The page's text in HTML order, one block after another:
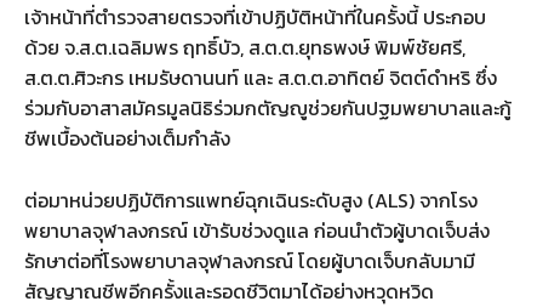
เจ้าหน้าที่ตำรวจสายตรวจที่เข้าปฏิบัติหน้าที่ในครั้งนี้ ประกอบ
ด้วย จ.ส.ต.เฉลิมพร ฤทธิ์บัว, ส.ต.ต.ยุทธพงษ์ พิมพ์ชัยศรี,
ส.ต.ต.ศิวะกร เหมรัษดานนท์ และ ส.ต.ต.อาทิตย์ จิตต์ดำหริ ซึ่ง
ร่วมกับอาสาสมัครมูลนิธิร่วมกตัญญูช่วยกันปฐมพยาบาลและกู้
ชีพเบื้องต้นอย่างเต็มกำลัง
ต่อมาหน่วยปฏิบัติการแพทย์ฉุกเฉินระดับสูง (ALS) จากโรง
พยาบาลจุฬาลงกรณ์ เข้ารับช่วงดูแล ก่อนนำตัวผู้บาดเจ็บส่ง
รักษาต่อที่โรงพยาบาลจุฬาลงกรณ์ โดยผู้บาดเจ็บกลับมามี
สัญญาณชีพอีกครั้งและรอดชีวิตมาได้อย่างหวุดหวิด